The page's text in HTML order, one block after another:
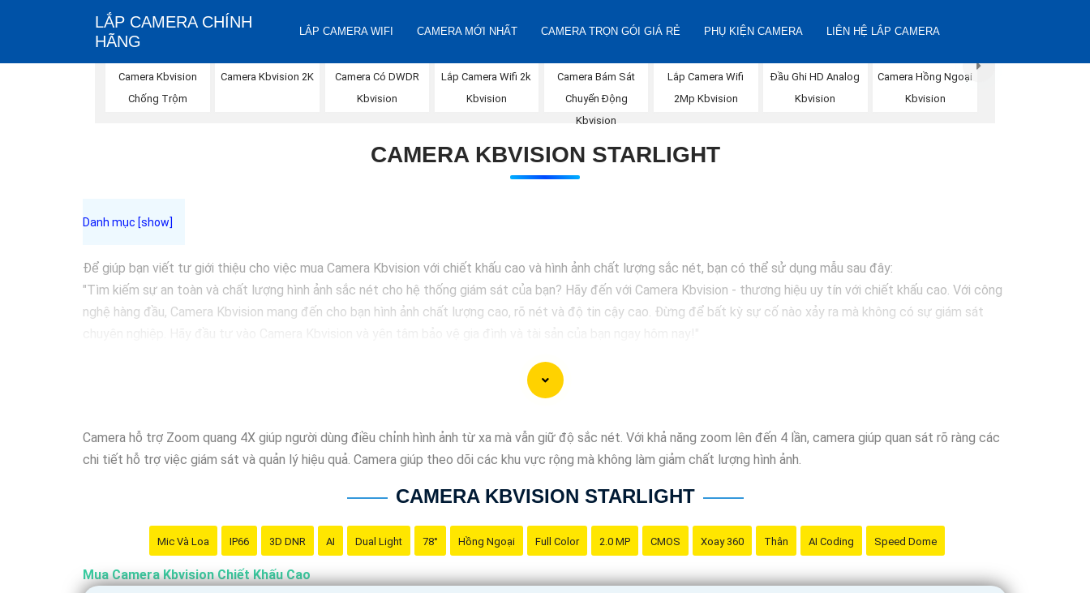
LẮP CAMERA CHÍNH
HÃNG
LẮP CAMERA WIFI CAMERA MỚI NHẤT CAMERA TRỌN GÓI GIÁ RẺ PHỤ KIỆN CAMERA LIÊN HỆ LẮP CAMERA
Camera Kbvision
Chống Trộm
Camera Kbvision 2K
Camera Có DWDR
Kbvision
Lắp Camera Wifi 2k
Kbvision
Camera Bám Sát
Chuyển Động
Kbvision
Lắp Camera Wifi
2Mp Kbvision
Đầu Ghi HD Analog
Kbvision
Camera Hồng Ngoại
Kbvision
CAMERA KBVISION STARLIGHT
Để giúp bạn viết tư giới thiệu cho việc mua Camera Kbvision với chiết khấu cao và hình ảnh chất lượng sắc nét, bạn có thể sử dụng mẫu sau đây:
"Tìm kiếm sự an toàn và chất lượng hình ảnh sắc nét cho hệ thống giám sát của bạn? Hãy đến với Camera Kbvision - thương hiệu uy tín với chiết khấu cao. Với công
nghệ hàng đầu, Camera Kbvision mang đến cho bạn hình ảnh chất lượng cao, rõ nét và độ tin cậy cao. Đừng để bất kỳ sự cố nào xảy ra mà không có sự giám sát
Camera hỗ trợ Zoom quang 4X giúp người dùng điều chỉnh hình ảnh từ xa mà vẫn giữ độ sắc nét. Với khả năng zoom lên đến 4 lần, camera giúp quan sát rõ ràng các
chi tiết hỗ trợ việc giám sát và quản lý hiệu quả. Camera giúp theo dõi các khu vực rộng mà không làm giảm chất lượng hình ảnh.
CAMERA KBVISION STARLIGHT
Mic Và Loa IP66 3D DNR AI Dual Light 78° Hồng Ngoại Full Color 2.0 MP CMOS Xoay 360 Thân AI Coding Speed Dome
Mua Camera Kbvision Chiết Khấu Cao